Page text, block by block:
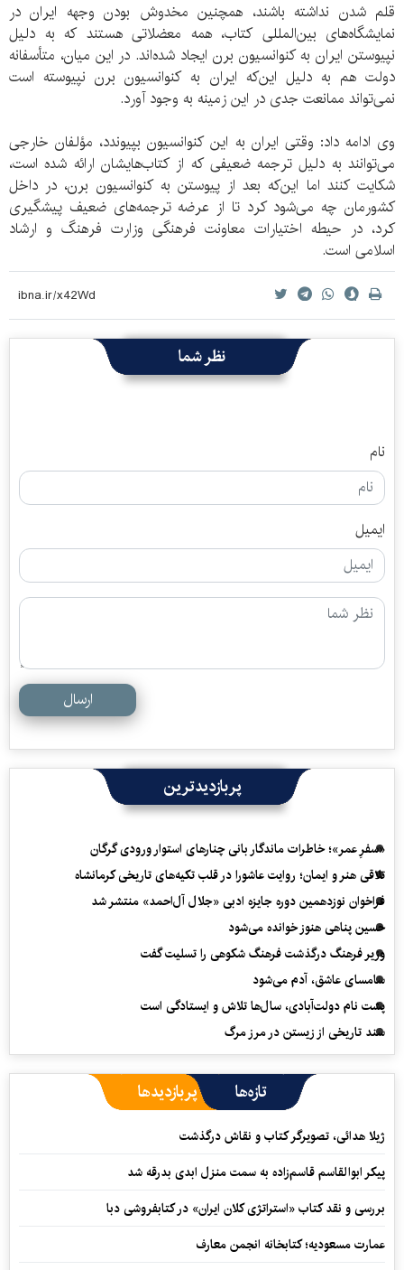
قلم شدن نداشته باشند، همچنین مخدوش بودن وجهه ایران در
نمایشگاه‌های بین‌المللی کتاب، همه معضلاتی هستند که به دلیل
نپیوستن ایران به کنوانسیون برن ایجاد شده‌اند. در این میان، متأسفانه
دولت هم به دلیل این‌که ایران به کنوانسیون برن نپیوسته است
نمی‌تواند ممانعت جدی در این زمینه به وجود آورد.
وی ادامه داد: وقتی ایران به این کنوانسیون بپیوندد، مؤلفان خارجی
می‌توانند به دلیل ترجمه ضعیفی که از کتاب‌هایشان ارائه شده است،
شکایت کنند اما این‌که بعد از پیوستن به کنوانسیون برن، در داخل
کشورمان چه می‌شود کرد تا از عرضه ترجمه‌های ضعیف پیشگیری
کرد، در حیطه اختیارات معاونت فرهنگی وزارت فرهنگ و ارشاد
اسلامی است.
نظر شما
نام
ایمیل
ارسال
پربازدیدترین
«سفرِ عمر»؛ خاطرات ماندگار بانی چنارهای استوار ورودی گرگان
تلاقی هنر و ایمان؛ روایت عاشورا در قلب تکیه‌های تاریخی کرمانشاه
فراخوان نوزدهمین دوره جایزه ادبی «جلال آل‌احمد» منتشر شد
حسین پناهی هنوز خوانده می‌شود
وزیر فرهنگ درگذشت فرهنگ شکوهی را تسلیت گفت
سامسای عاشق، آدم می‌شود
پشت نام دولت‌آبادی، سال‌ها تلاش و ایستادگی است
سند تاریخی از زیستن در مرز مرگ
تازه‌ها پربازدیدها
ژیلا هدائی، تصویرگر کتاب و نقاش درگذشت
پیکر ابوالقاسم قاسم‌زاده به سمت منزل ابدی بدرقه شد
بررسی و نقد کتاب «استراتژی کلان ایران» در کتابفروشی دبا
عمارت مسعودیه؛ کتابخانه انجمن معارف